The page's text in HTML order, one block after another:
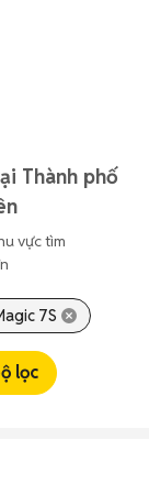
Thành phố
vực tìm
7S
lọc